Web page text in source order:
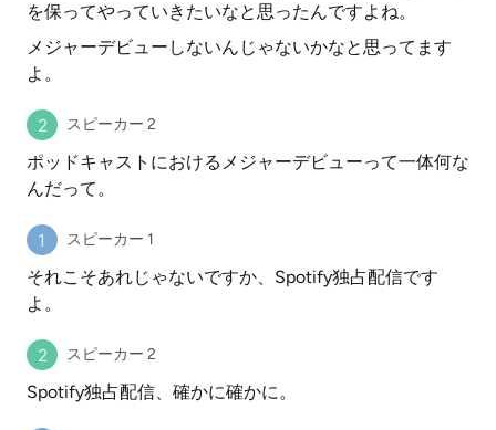
を保ってやっていきたいなと思ったんですよね。
メジャーデビューしないんじゃないかなと思ってます
よ。
スピーカー 2
ポッドキャストにおけるメジャーデビューって一体何な
んだって。
スピーカー 1
それこそあれじゃないですか、Spotify独占配信です
よ。
スピーカー 2
Spotify独占配信、確かに確かに。